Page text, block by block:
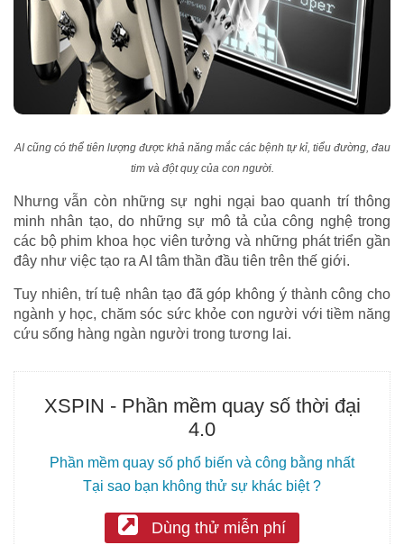
AI cũng có thể tiên lượng được khả năng mắc các bệnh tự kỉ, tiểu đường, đau
tim và đột quỵ của con người.
Nhưng vẫn còn những sự nghi ngại bao quanh trí thông
minh nhân tạo, do những sự mô tả của công nghệ trong
các bộ phim khoa học viên tưởng và những phát triển gần
đây như việc tạo ra AI tâm thần đầu tiên trên thế giới.
Tuy nhiên, trí tuệ nhân tạo đã góp không ý thành công cho
ngành y học, chăm sóc sức khỏe con người với tiềm năng
cứu sống hàng ngàn người trong tương lai.
XSPIN - Phần mềm quay số thời đại
4.0
Phần mềm quay số phổ biến và công bằng nhất
Tại sao bạn không thử sự khác biệt ?
Dùng thử miễn phí